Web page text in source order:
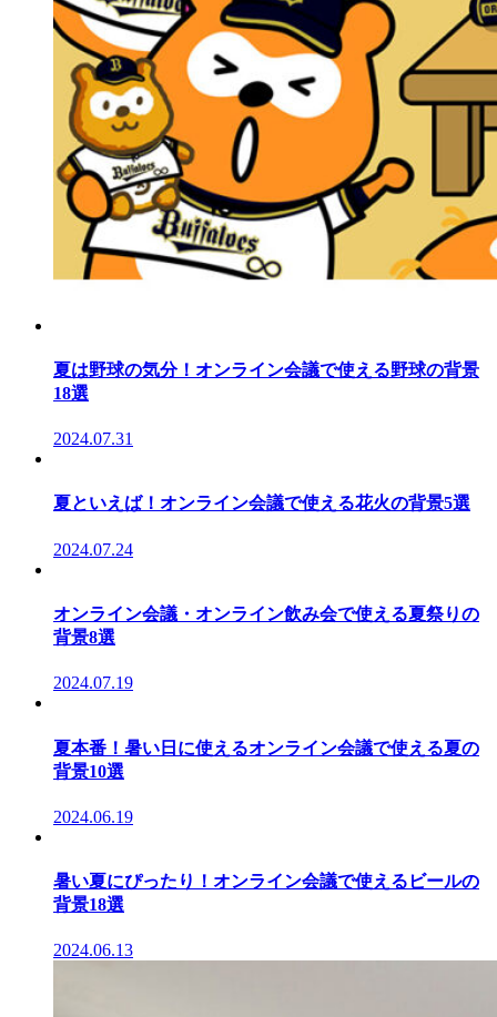
夏は野球の気分！オンライン会議で使える野球の背景
18選
2024.07.31
夏といえば！オンライン会議で使える花火の背景5選
2024.07.24
オンライン会議・オンライン飲み会で使える夏祭りの
背景8選
2024.07.19
夏本番！暑い日に使えるオンライン会議で使える夏の
背景10選
2024.06.19
暑い夏にぴったり！オンライン会議で使えるビールの
背景18選
2024.06.13